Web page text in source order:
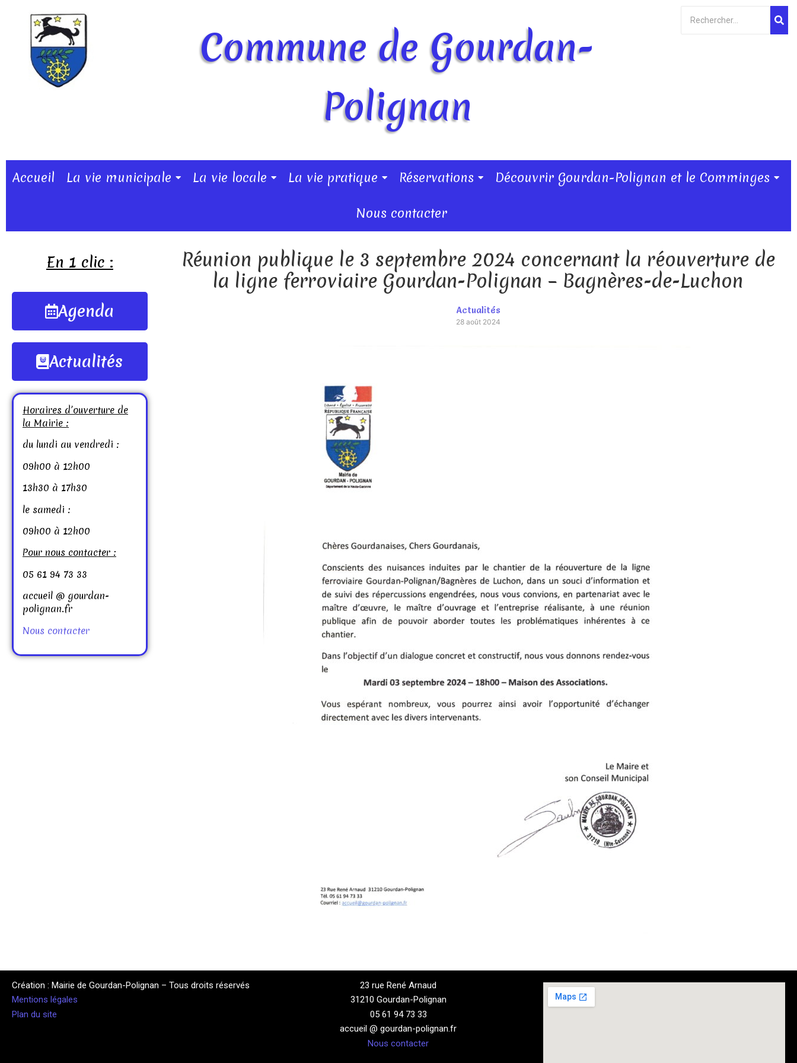
Commune de Gourdan-
Polignan
Accueil La vie municipale La vie locale La vie pratique Réservations Découvrir Gourdan-Polignan et le Comminges
Nous contacter
En 1 clic :
Agenda
Actualités
Horaires d’ouverture de
la Mairie :
du lundi au vendredi :
09h00 à 12h00
13h30 à 17h30
le samedi :
09h00 à 12h00
Pour nous contacter :
05 61 94 73 33
accueil @ gourdan-
polignan.fr
Nous contacter
Réunion publique le 3 septembre 2024 concernant la réouverture de
la ligne ferroviaire Gourdan-Polignan – Bagnères-de-Luchon
Actualités
28 août 2024
Création : Mairie de Gourdan-Polignan – Tous droits réservés
Mentions légales
Plan du site
23 rue René Arnaud
31210 Gourdan-Polignan
05 61 94 73 33
accueil @ gourdan-polignan.fr
Nous contacter